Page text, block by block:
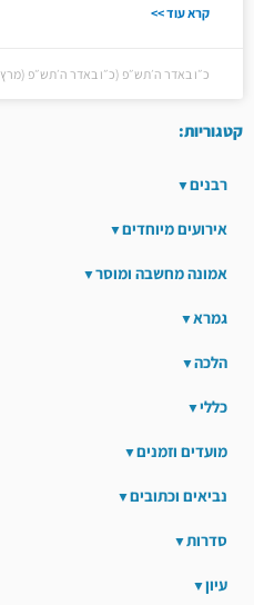
קרא עוד >>
כ״ו באדר ה׳תש״פ (כ״ו באדר ה׳תש״פ (מרץ 22, 2020))
קטגוריות:
רבנים
אירועים מיוחדים
אמונה מחשבה ומוסר
גמרא
הלכה
כללי
מועדים וזמנים
נביאים וכתובים
סדרות
עיון